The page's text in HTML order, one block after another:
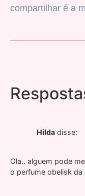
compartilhar é a
Hilda disse:
Ola.. alguem pode
o perfume obelisk da